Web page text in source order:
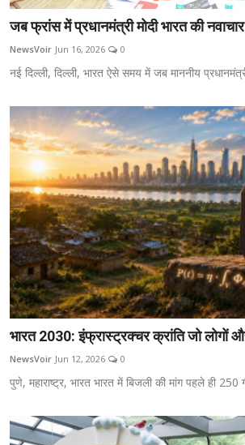
जब फ्रांस में प्रधानमंत्री मोदी भारत की
NewsVoir Jun 16, 2026 0
नई दिल्ली, दिल्ली, भारत ऐसे समय में जब माननीय
भारत 2030: इंफ्रास्ट्रक्चर क्रांति जो लोगों
NewsVoir Jun 12, 2026 0
पुणे, महाराष्ट्र, भारत भारत में बिजली की मांग पहले ही 250